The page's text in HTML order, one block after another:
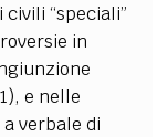
“speciali”
in
e nelle
verbale di